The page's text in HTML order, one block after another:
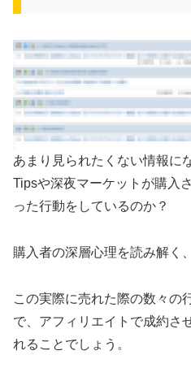
あまり見られたくない情報に
Tipsや深夜マーケットが購入
った行動をしているのか？
購入者の深層心理を読み解く
この実際に売れた際の数々の
で、アフィリエイトで成約さ
れることでしょう。